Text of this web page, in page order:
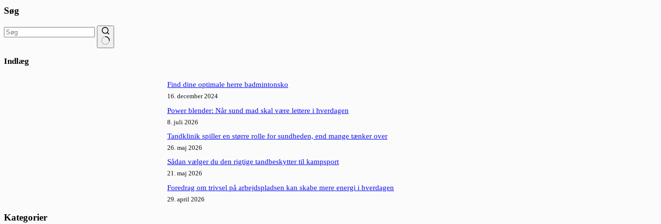
Søg
resultater
Indlæg
Find dine optimale herre badmintonsko
16. december 2024
Power blender: Når sund mad skal være lettere i hverdagen
8. juli 2026
Tandklinik spiller en større rolle for sundheden, end mange tænker over
26. maj 2026
Sådan vælger du den rigtige tandbeskytter til kampsport
21. maj 2026
Foredrag om trivsel på arbejdspladsen kan skabe mere energi i hverdagen
29. april 2026
Kategorier